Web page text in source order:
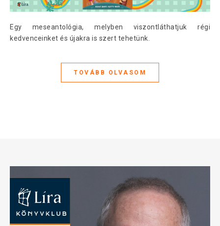
Egy meseantológia, melyben viszontláthatjuk régi
kedvenceinket és újakra is szert tehetünk.
TOVÁBB OLVASOM